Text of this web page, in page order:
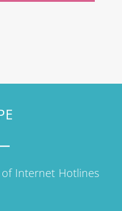
Internet Hotlines